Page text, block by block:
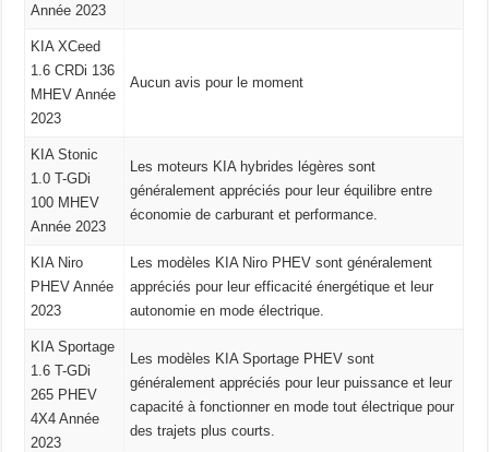
Année 2023
KIA XCeed
1.6 CRDi 136
MHEV Année
2023
Aucun avis pour le moment
KIA Stonic
1.0 T-GDi
100 MHEV
Année 2023
Les moteurs KIA hybrides légères sont
généralement appréciés pour leur équilibre entre
économie de carburant et performance.
KIA Niro
PHEV Année
2023
Les modèles KIA Niro PHEV sont généralement
appréciés pour leur efficacité énergétique et leur
autonomie en mode électrique.
KIA Sportage
1.6 T-GDi
265 PHEV
4X4 Année
2023
Les modèles KIA Sportage PHEV sont
généralement appréciés pour leur puissance et leur
capacité à fonctionner en mode tout électrique pour
des trajets plus courts.